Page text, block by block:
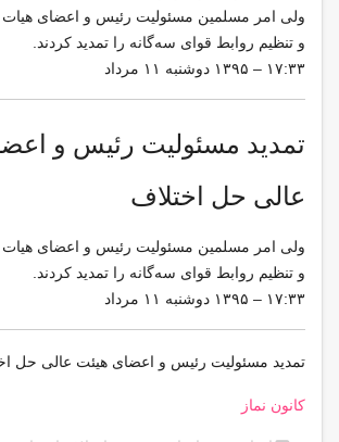
ولی امر مسلمین مسئولیت رئیس و اعضای هیات
و تنظیم روابط قوای سه‌گانه را تمدید کردند.
۱۷:۳۳ – ۱۳۹۵ دوشنبه ۱۱ مرداد
تمدید مسئولیت رئیس و
عالی حل اختلاف
ولی امر مسلمین مسئولیت رئیس و اعضای هیات
و تنظیم روابط قوای سه‌گانه را تمدید کردند.
۱۷:۳۳ – ۱۳۹۵ دوشنبه ۱۱ مرداد
تمدید مسئولیت رئیس و اعضای هیئت عالی حل
کانون نماز